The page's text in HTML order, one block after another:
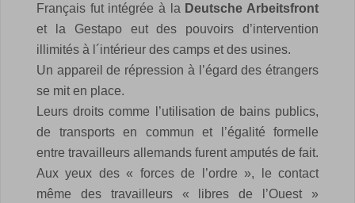
Français fut intégrée à la Deutsche Arbeitsfront
et la Gestapo eut des pouvoirs d’intervention
illimités à l´intérieur des camps et des usines.
Un appareil de répression à l’égard des étrangers
se mit en place.
Leurs droits comme l’utilisation de bains publics,
de transports en commun et l’égalité formelle
entre travailleurs allemands furent amputés de fait.
Aux yeux des « forces de l’ordre », le contact
même des travailleurs « libres de l’Ouest »